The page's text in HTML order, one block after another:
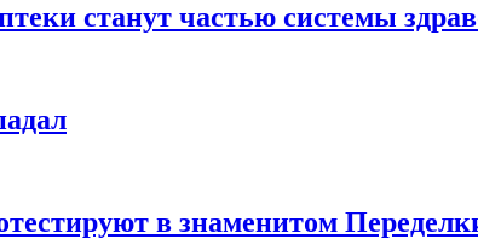
станут частью системы
в знаменитом